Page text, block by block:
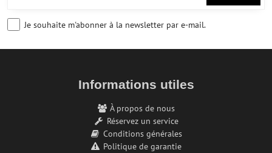
Je souhaite m'abonner à la newsletter par e-mail.
Informations utiles
À propos de nous
Réservez un service
Conditions générales
Politique de garantie